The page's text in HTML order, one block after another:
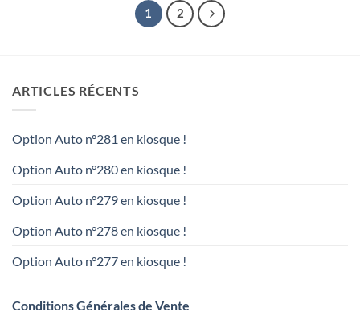
1 2
ARTICLES RÉCENTS
Option Auto n°281 en kiosque !
Option Auto n°280 en kiosque !
Option Auto n°279 en kiosque !
Option Auto n°278 en kiosque !
Option Auto n°277 en kiosque !
Conditions Générales de Vente